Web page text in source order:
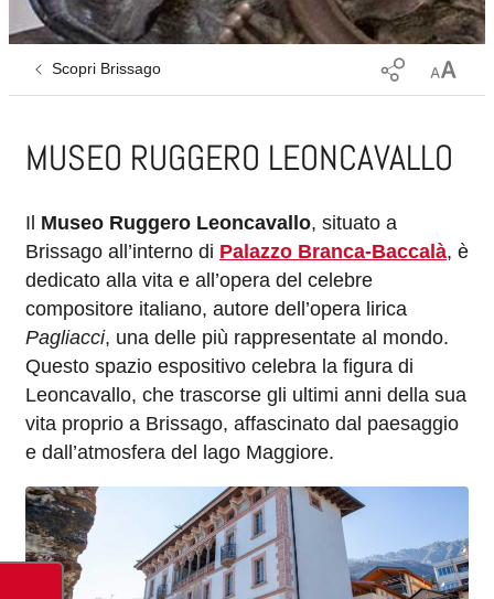
Scopri Brissago
MUSEO RUGGERO LEONCAVALLO
Il Museo Ruggero Leoncavallo, situato a
Brissago all’interno di Palazzo Branca-Baccalà, è
dedicato alla vita e all’opera del celebre
compositore italiano, autore dell’opera lirica
Pagliacci, una delle più rappresentate al mondo.
Questo spazio espositivo celebra la figura di
Leoncavallo, che trascorse gli ultimi anni della sua
vita proprio a Brissago, affascinato dal paesaggio
e dall’atmosfera del lago Maggiore.